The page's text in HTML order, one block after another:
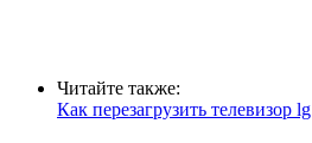
Читайте также:
Как перезагрузить телевизор lg